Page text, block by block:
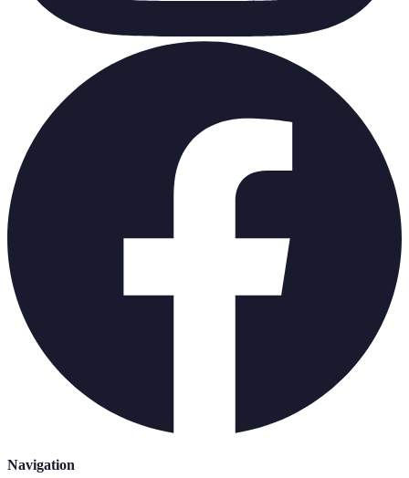
Navigation